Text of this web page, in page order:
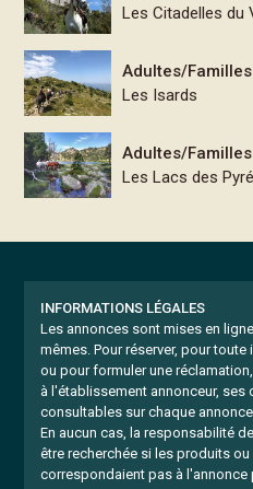
Les Citadelles du
Adultes/
Les Isards
Adultes/
Les Lacs des
INFORMATIONS LÉGALES
Les annonces sont mises en
mêmes. Pour réserver, pour
ou pour formuler une
à l'établissement annonceur,
consultables sur chaque
En aucun cas, la responsabilité de
être recherchée si les produits
correspondaient pas à l'annonce